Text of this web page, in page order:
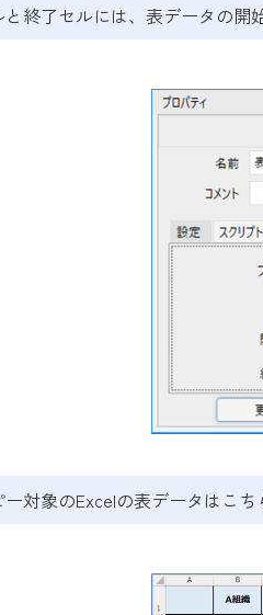
と終了セルには、表データの開
対象のExcelの表データはこち